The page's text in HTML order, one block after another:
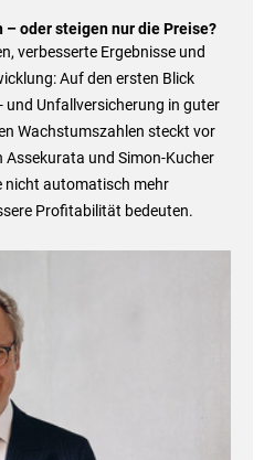
oder steigen nur die Preise?
verbesserte Ergebnisse und
Auf den ersten Blick
und Unfallversicherung in guter
Wachstumszahlen steckt vor
und Simon-Kucher
nicht automatisch mehr
Profitabilität bedeuten.